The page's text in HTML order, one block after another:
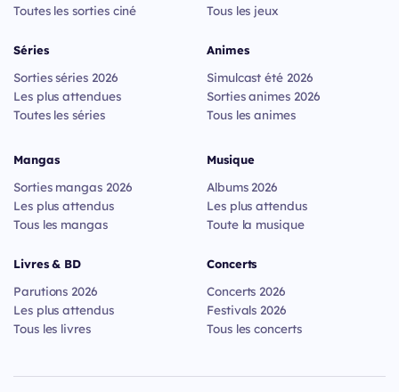
Toutes les sorties ciné
Séries
Sorties séries 2026
Les plus attendues
Toutes les séries
Tous les jeux
Animes
Simulcast été 2026
Sorties animes 2026
Tous les animes
Mangas
Sorties mangas 2026
Les plus attendus
Tous les mangas
Livres & BD
Parutions 2026
Les plus attendus
Tous les livres
Musique
Albums 2026
Les plus attendus
Toute la musique
Concerts
Concerts 2026
Festivals 2026
Tous les concerts